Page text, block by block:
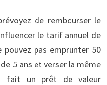
de rembourser le
le tarif annuel de
pouvez pas emprunter 50
5 ans et verser la même
fait un prêt de valeur